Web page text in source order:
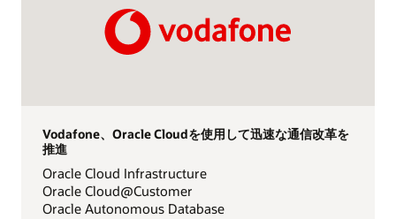
Vodafone、Oracle Cloudを使用して迅速な通信改革を
推進
Oracle Cloud Infrastructure
Oracle Cloud@Customer
Oracle Autonomous Database